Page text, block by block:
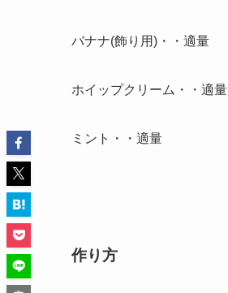
バナナ(飾り用)・・適量
ホイップクリーム・・適量
ミント・・適量
作り方